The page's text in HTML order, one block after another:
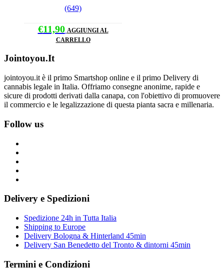
(649)
€11,90 AGGIUNGI AL
CARRELLO
Jointoyou.It
jointoyou.it è il primo Smartshop online e il primo Delivery di
cannabis legale in Italia. Offriamo consegne anonime, rapide e
sicure di prodotti derivati dalla canapa, con l'obiettivo di promuovere
il commercio e le legalizzazione di questa pianta sacra e millenaria.
Follow us
Delivery e Spedizioni
Spedizione 24h in Tutta Italia
Shipping to Europe
Delivery Bologna & Hinterland 45min
Delivery San Benedetto del Tronto & dintorni 45min
Termini e Condizioni